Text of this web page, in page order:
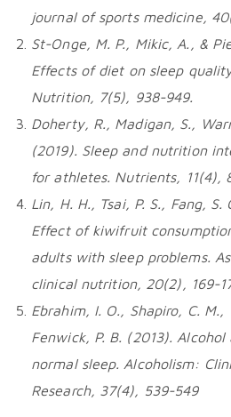
journal of sports medicine,
St-Onge, M. P., Mikic, A., &
Effects of diet on sleep
Nutrition, 7(5), 938-949.
Doherty, R., Madigan, S.,
(2019). Sleep and nutrition
for athletes. Nutrients, 11(4),
Lin, H. H., Tsai, P. S., Fang, S.
Effect of kiwifruit
adults with sleep problems.
clinical nutrition, 20(2), 169-
Ebrahim, I. O., Shapiro, C.
Fenwick, P. B. (2013).
normal sleep. Alcoholism:
Research, 37(4), 539-549